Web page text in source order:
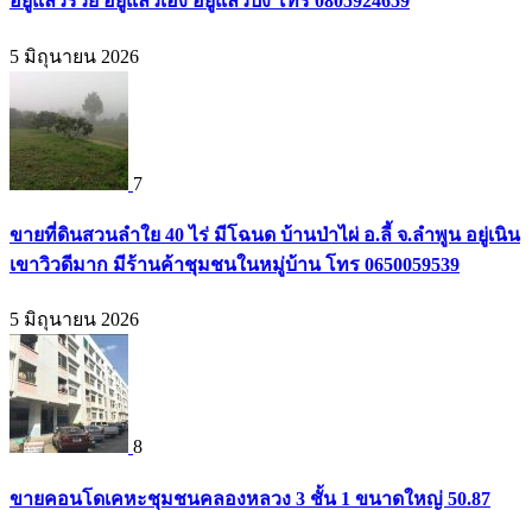
5 มิถุนายน 2026
7
ขายที่ดินสวนลำใย 40 ไร่ มีโฉนด บ้านป่าไผ่ อ.ลี้ จ.ลำพูน อยู่เนิน
เขาวิวดีมาก มีร้านค้าชุมชนในหมู่บ้าน โทร 0650059539
5 มิถุนายน 2026
8
ขายคอนโดเคหะชุมชนคลองหลวง 3 ชั้น 1 ขนาดใหญ่ 50.87